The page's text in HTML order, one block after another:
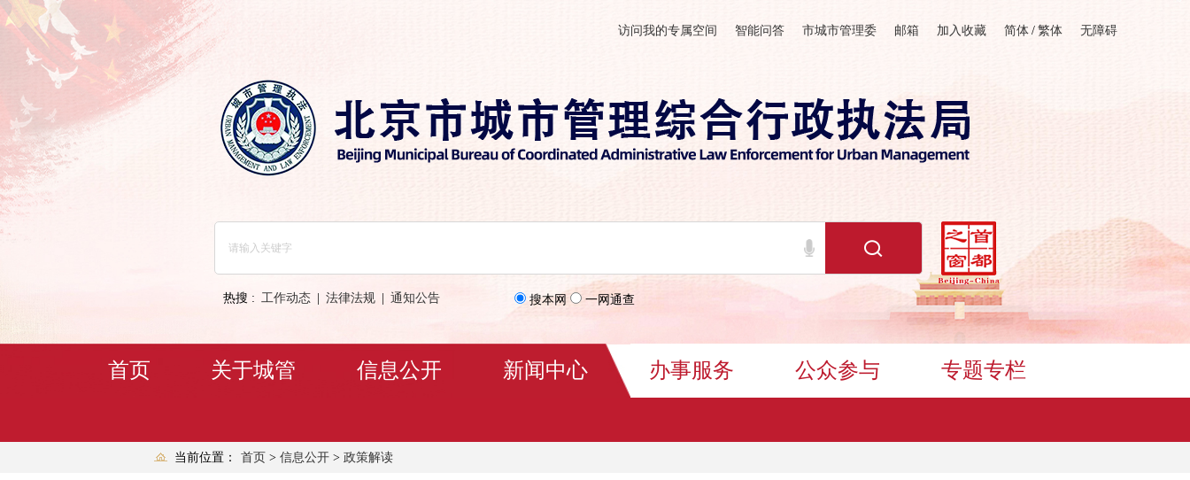
访问我的专属空间 智能问答 市城市管理委 邮箱 加入收藏 简体 / 繁体 无障碍
搜本网 一网通查
热搜 : 工作动态 法律法规 通知公告
首页 关于城管 信息公开 新闻中心 办事服务 公众参与 专题专栏
当前位置： 首页 > 信息公开 > 政策解读